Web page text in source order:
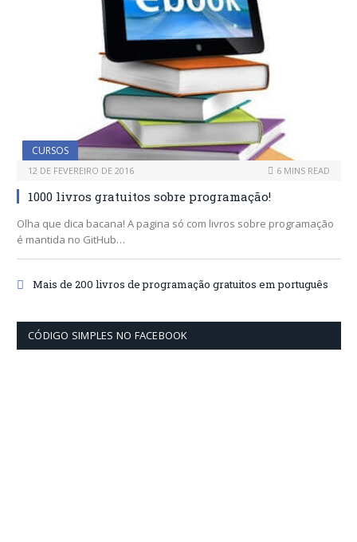
CURSOS
12 DE FEVEREIRO DE 2016 6 MINS READ
1000 livros gratuitos sobre programação!
Olha que dica bacana! A pagina só com livros sobre programação
é mantida no GitHub…
Mais de 200 livros de programação gratuitos em português
CÓDIGO SIMPLES NO FACEBOOK